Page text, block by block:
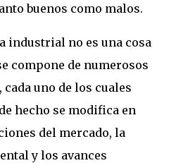
buenos como malos.
industrial no es una cosa
compone de numerosos
uno de los cuales
hecho se modifica en
del mercado, la
y los avances